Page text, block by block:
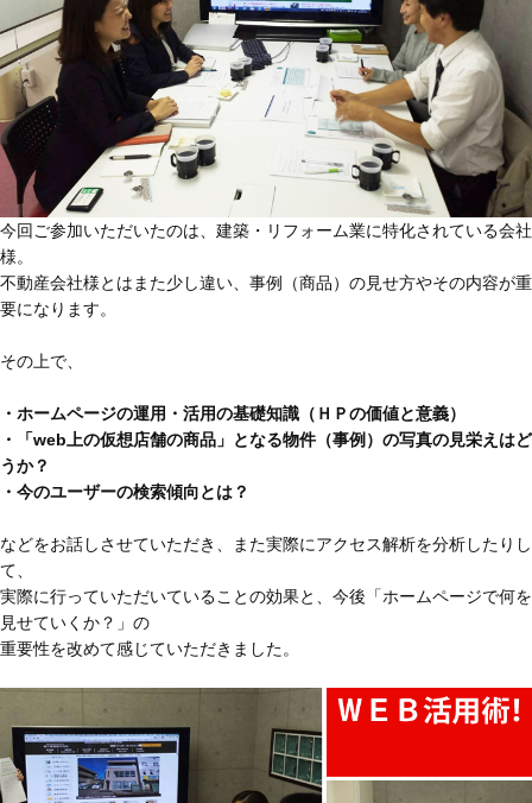
今回ご参加いただいたのは、建築・リフォーム業に特化されている会社
様。
不動産会社様とはまた少し違い、事例（商品）の見せ方やその内容が重
要になります。
その上で、
・ホームページの運用・活用の基礎知識（ＨＰの価値と意義）
・「web上の仮想店舗の商品」となる物件（事例）の写真の見栄えはど
うか？
・今のユーザーの検索傾向とは？
などをお話しさせていただき、また実際にアクセス解析を分析したりし
て、
実際に行っていただいていることの効果と、今後「ホームページで何を
見せていくか？」の
重要性を改めて感じていただきました。